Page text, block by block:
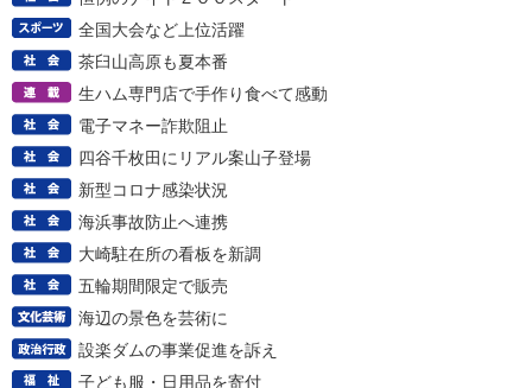
全国大会など上位活躍
茶臼山高原も夏本番
生ハム専門店で手作り食べて感動
電子マネー詐欺阻止
四谷千枚田にリアル案山子登場
新型コロナ感染状況
海浜事故防止へ連携
大崎駐在所の看板を新調
五輪期間限定で販売
海辺の景色を芸術に
設楽ダムの事業促進を訴え
子ども服・日用品を寄付